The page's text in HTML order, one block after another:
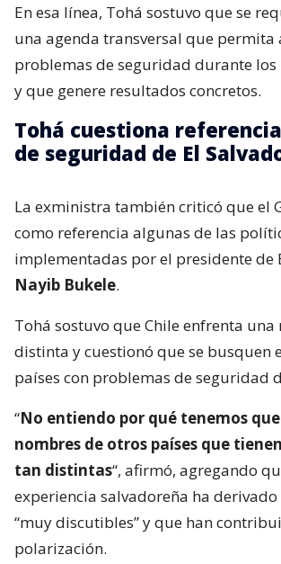
En esa línea, Tohá sostuvo que se
una agenda transversal que permita
problemas de seguridad durante los
y que genere resultados concretos.
Tohá cuestiona
de seguridad de El
La exministra también criticó que el
como referencia algunas de las
implementadas por el presidente de
Nayib Bukele.
Tohá sostuvo que Chile enfrenta
distinta y cuestionó que se busquen
países con problemas de seguridad
“No entiendo por qué tenemos
nombres de otros países que
tan distintas“, afirmó, agregando
experiencia salvadoreña ha
“muy discutibles” y que han
polarización.